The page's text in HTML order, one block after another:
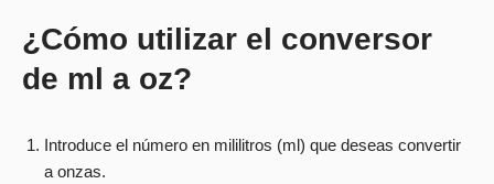
¿Cómo utilizar el conversor
de ml a oz?
Introduce el número en mililitros (ml) que deseas convertir
a onzas.